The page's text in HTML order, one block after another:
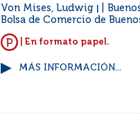
Von Mises, Ludwig
Bolsa de Comercio de
| En formato papel.
MÁS INFORMACIÓN...